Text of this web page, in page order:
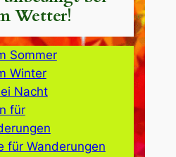
Wetter!
Sommer
Winter
Nacht
für
für Wanderungen